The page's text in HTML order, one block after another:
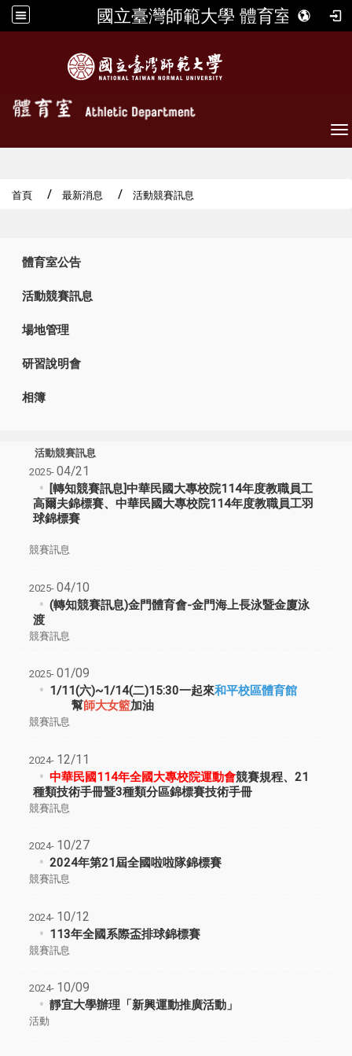
國立臺灣師範大學 體育室
首頁 最新消息 活動競賽訊息
體育室公告
活動競賽訊息
場地管理
研習說明會
相簿
活動競賽訊息
2025- 04/21
[轉知競賽訊息]中華民國大專校院114年度教職員工
高爾夫錦標賽、中華民國大專校院114年度教職員工羽
球錦標賽
競賽訊息
2025- 04/10
(轉知競賽訊息)金門體育會-金門海上長泳暨金廈泳
渡
競賽訊息
2025- 01/09
1/11(六)~1/14(二)15:30一起來和平校區體育館
幫師大女籃加油
競賽訊息
2024- 12/11
中華民國114年全國大專校院運動會競賽規程、21
種類技術手冊暨3種類分區錦標賽技術手冊
競賽訊息
2024- 10/27
2024年第21屆全國啦啦隊錦標賽
競賽訊息
2024- 10/12
113年全國系際盃排球錦標賽
競賽訊息
2024- 10/09
靜宜大學辦理「 新興運動推廣活動」
活動